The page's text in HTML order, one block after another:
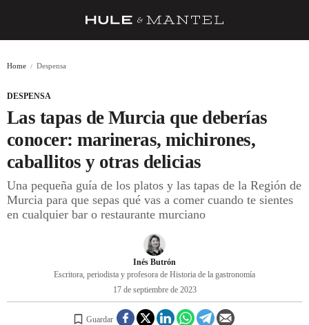
BARRAS Y ESTRELLAS
DÓNDE COMER
ÍDOLOS DE MESAS
CUADERNO DE VIAJE
MENÚ DEL DÍA
Home Despensa
DESPENSA
Las tapas de Murcia que deberías
conocer: marineras, michirones,
caballitos y otras delicias
Una pequeña guía de los platos y las tapas de la Región de
Murcia para que sepas qué vas a comer cuando te sientes
en cualquier bar o restaurante murciano
Inés Butrón
Escritora, periodista y profesora de Historia de la gastronomía
17 de septiembre de 2023
Guardar